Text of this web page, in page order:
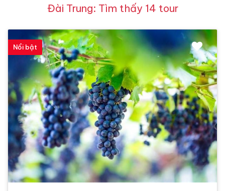
Đài Trung: Tìm thấy 14 tour
Nổi bật